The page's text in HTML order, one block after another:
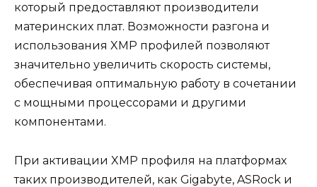
который предоставляют производители
материнских плат. Возможности разгона и
использования XMP профилей позволяют
значительно увеличить скорость системы,
обеспечивая оптимальную работу в сочетании
с мощными процессорами и другими
компонентами.
При активации XMP профиля на платформах
таких производителей, как Gigabyte, ASRock и